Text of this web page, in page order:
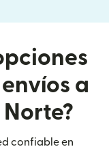
a
confiable en